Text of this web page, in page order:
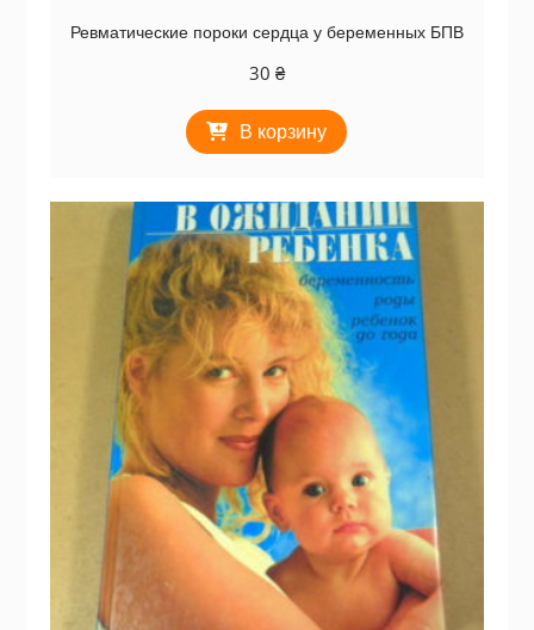
Ревматические пороки сердца у беременных БПВ
30 ₴
В корзину